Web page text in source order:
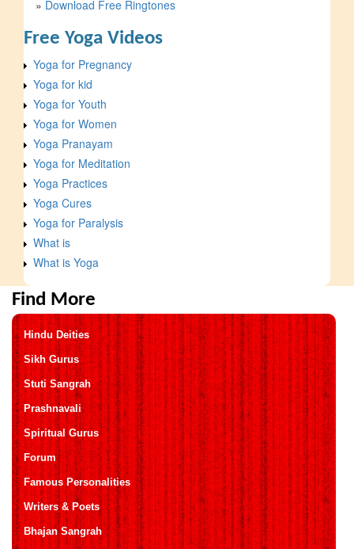
» Download Free Ringtones
Free Yoga Videos
Yoga for Pregnancy
Yoga for kid
Yoga for Youth
Yoga for Women
Yoga Pranayam
Yoga for Meditation
Yoga Practices
Yoga Cures
Yoga for Paralysis
What is
What is Yoga
Find More
Hindu Deities
Sikh Gurus
Stuti Sangrah
Prashnavali
Spiritual Gurus
Forum
Famous Personalities
Writers & Poets
Bhajan Sangrah